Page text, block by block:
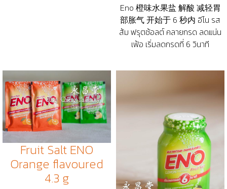
Eno 橙味水果盐 解酸 减轻胃
部胀气 开始于 6 秒内 อีโน รส
ส้ม ฟรุตช้อลต์ คลายกรด ลดแน่น
เฟ้อ เริ่มลดกรดที่ 6 วินาที
Fruit Salt ENO
Orange flavoured
4.3 g